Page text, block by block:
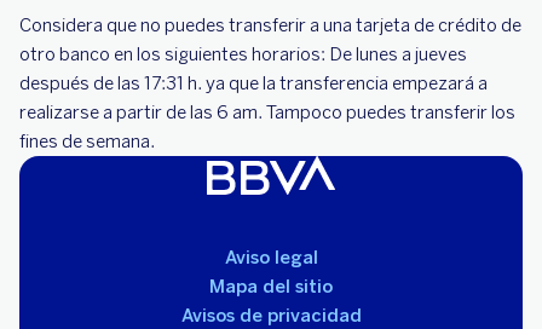
Considera que no puedes transferir a una tarjeta de crédito de
otro banco en los siguientes horarios: De lunes a jueves
después de las 17:31 h. ya que la transferencia empezará a
realizarse a partir de las 6 am. Tampoco puedes transferir los
fines de semana.
Aviso legal
Mapa del sitio
Avisos de privacidad